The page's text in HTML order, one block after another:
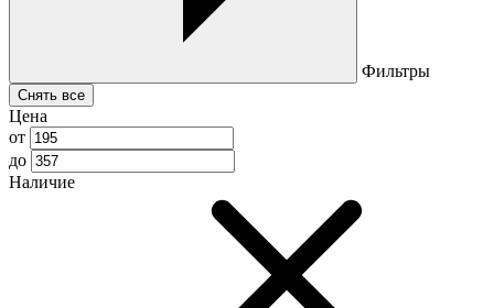
Фильтры
Снять все
Цена
от
до
Наличие